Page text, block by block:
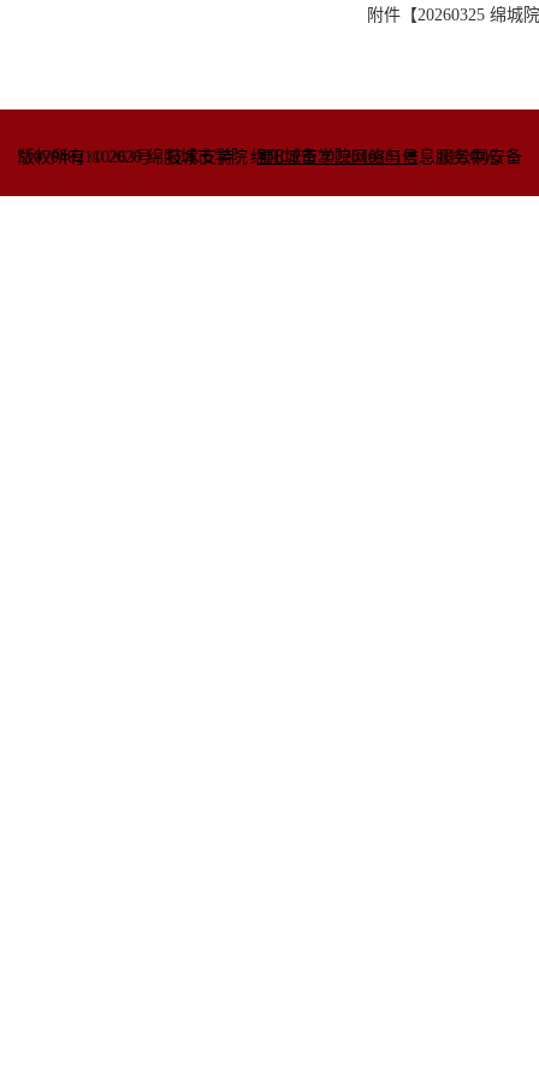
附件【20260325 绵城
版权所有 © 2020 绵阳城市学院蜀ICP备2022010781号 川公网安备
51070402110263号技术支持：绵阳城市学院网络与信息服务中心